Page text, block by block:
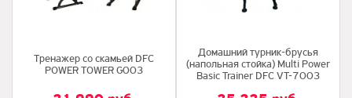
Тренажер со скамьей DFC
POWER TOWER G003
Домашний турник-брусья
(напольная стойка) Multi Power
Basic Trainer DFC VT-7003